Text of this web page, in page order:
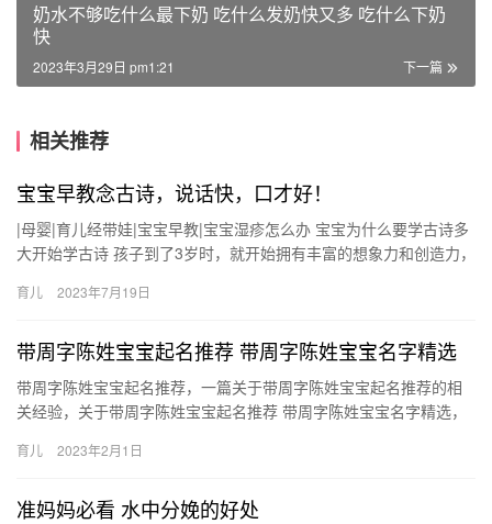
奶水不够吃什么最下奶 吃什么发奶快又多 吃什么下奶
快
下一篇
2023年3月29日 pm1:21
相关推荐
宝宝早教念古诗，说话快，口才好！
|母婴|育儿经带娃|宝宝早教|宝宝湿疹怎么办 宝宝为什么要学古诗多
大开始学古诗 孩子到了3岁时，就开始拥有丰富的想象力和创造力，
育儿 2023年7月19日
带周字陈姓宝宝起名推荐 带周字陈姓宝宝名字精选
带周字陈姓宝宝起名推荐，一篇关于带周字陈姓宝宝起名推荐的相
关经验，关于带周字陈姓宝宝起名推荐 带周字陈姓宝宝名字精选，
…
育儿 2023年2月1日
准妈妈必看 水中分娩的好处